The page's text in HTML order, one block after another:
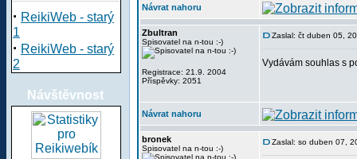
· ReikiWeb - starý
1
· ReikiWeb - starý
2
Návštěvnost
Návrat nahoru
Zbultran
Spisovatel na n-tou :-)
Registrace: 21.9. 2004
Příspěvky: 2051
Zaslal: čt duben 05,
Vydávám souhlas s
Návrat nahoru
bronek
Spisovatel na n-tou :-)
Zaslal: so duben 07,